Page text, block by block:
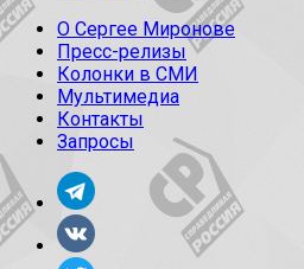
О Сергее Миронове
Пресс-релизы
Колонки в СМИ
Мультимедиа
Контакты
Запросы